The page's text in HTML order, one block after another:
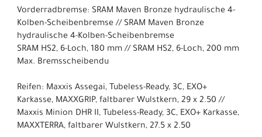
Vorderradbremse: SRAM Maven Bronze hydraulische 4-
Kolben-Scheibenbremse // SRAM Maven Bronze
hydraulische 4-Kolben-Scheibenbremse
SRAM HS2, 6-Loch, 180 mm // SRAM HS2, 6-Loch, 200 mm
Max. Bremsscheibendu
Reifen: Maxxis Assegai, Tubeless-Ready, 3C, EXO+
Karkasse, MAXXGRIP, faltbarer Wulstkern, 29 x 2.50 //
Maxxis Minion DHR II, Tubeless-Ready, 3C, EXO+ Karkasse,
MAXXTERRA, faltbarer Wulstkern, 27.5 x 2.50